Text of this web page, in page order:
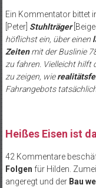
Ein Kommentator bittet
[Peter] Stuhlträger
höflichst ein, über einen
Zeitenmit der Buslinie
zu fahren. Vielleicht hilft
zu zeigen, wie
Fahrangebots
Heißes Eisen ist
42 Kommentare
Folgen für Hilden.
angeregt und der Bau